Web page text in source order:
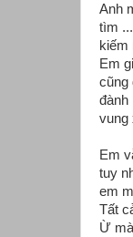
Anh
tìm ...
kiếm
Em
cũng
đành
vung
Em
tuy
em
Tất
Ừ